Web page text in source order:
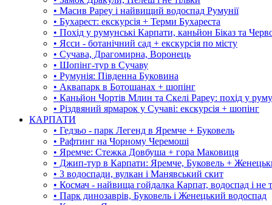
• Масив Рареу і найвищий водоспад Румунії
• Бухарест: екскурсія + Терми Бухареста
• Похід у румунські Карпати, каньйон Біказ та
• Ясси - ботанічний сад + екскурсія по місту
• Сучава, Драгомирна, Воронець
• Шопінг-тур в Сучаву
• Румунія: Південна Буковина
• Аквапарк в Ботошанах + шопінг
• Каньйон Чортів Млин та Скелі Рареу: похід у
• Різдвяний ярмарок у Сучаві: екскурсія + шопінг
КАРПАТИ
• Гедзьо - парк Легенд в Яремче + Буковель
• Рафтинг на Чорному Черемоші
• Яремче: Стежка Довбуша + гора Маковиця
• Джип-тур в Карпати: Яремче, Буковель +
• 3 водоспади, вулкан і Манявський скит
• Космач - найвища гойдалка Карпат, водоспад і не
• Парк динозаврів, Буковель і Женецький водоспад